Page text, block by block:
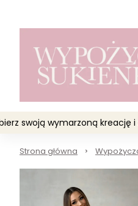
swoją wymarzoną
Strona główna